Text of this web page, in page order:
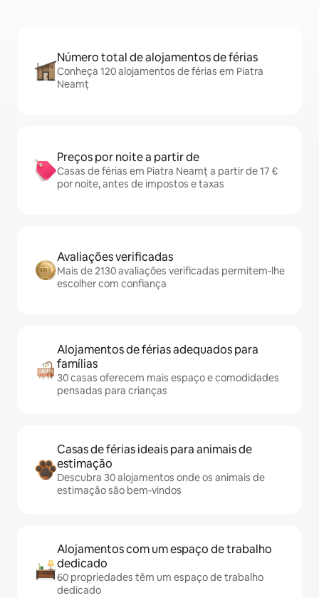
Número total de alojamentos de férias
Conheça 120 alojamentos de férias em Piatra
Neamț
Preços por noite a partir de
Casas de férias em Piatra Neamț a partir de 17 €
por noite, antes de impostos e taxas
Avaliações verificadas
Mais de 2130 avaliações verificadas permitem-lhe
escolher com confiança
Alojamentos de férias adequados para
famílias
30 casas oferecem mais espaço e comodidades
pensadas para crianças
Casas de férias ideais para animais de
estimação
Descubra 30 alojamentos onde os animais de
estimação são bem-vindos
Alojamentos com um espaço de trabalho
dedicado
60 propriedades têm um espaço de trabalho
dedicado